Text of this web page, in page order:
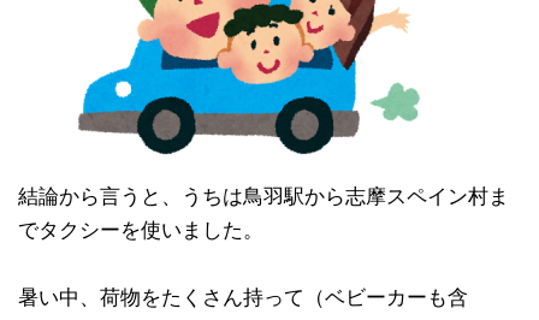
結論から言うと、うちは鳥羽駅から志摩スペイン村ま
でタクシーを使いました。
暑い中、荷物をたくさん持って（ベビーカーも含